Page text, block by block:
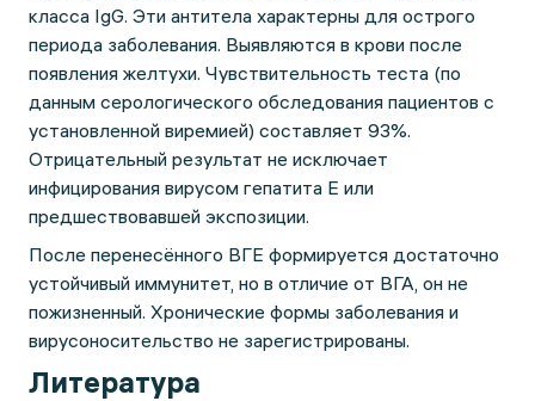
класса IgG. Эти антитела характерны для острого
периода заболевания. Выявляются в крови после
появления желтухи. Чувствительность теста (по
данным серологического обследования пациентов с
установленной виремией) составляет 93%.
Отрицательный результат не исключает
инфицирования вирусом гепатита Е или
предшествовавшей экспозиции.
После перенесённого ВГЕ формируется достаточно
устойчивый иммунитет, но в отличие от ВГА, он не
пожизненный. Хронические формы заболевания и
вирусоносительство не зарегистрированы.
Литература